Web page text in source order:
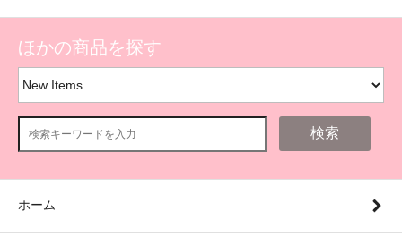
ほかの商品を探す
検索
ホーム